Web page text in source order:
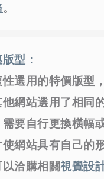
。
型：
性選用的特價版型
他網站選用了相同
需要自行更換橫幅
網站具有自己的形
以洽購相關視覺設